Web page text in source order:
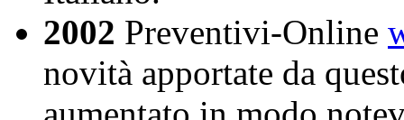
2002 Preventivi-Online
novità apportate da